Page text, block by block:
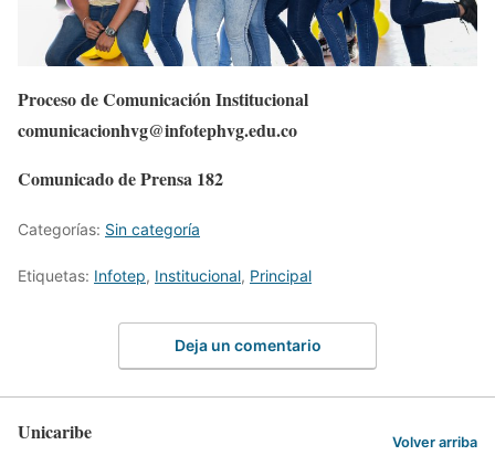
Proceso de Comunicación Institucional
comunicacionhvg@infotephvg.edu.co
Comunicado de Prensa 182
Categorías: Sin categoría
Etiquetas: Infotep, Institucional, Principal
Deja un comentario
Unicaribe Volver arriba